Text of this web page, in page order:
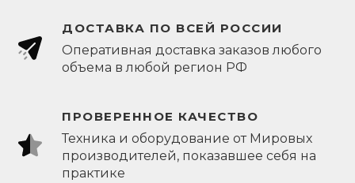
ДОСТАВКА ПО ВСЕЙ РОССИИ
Оперативная доставка заказов любого
объема в любой регион РФ
ПРОВЕРЕННОЕ КАЧЕСТВО
Техника и оборудование от Мировых
производителей, показавшее себя на
практике